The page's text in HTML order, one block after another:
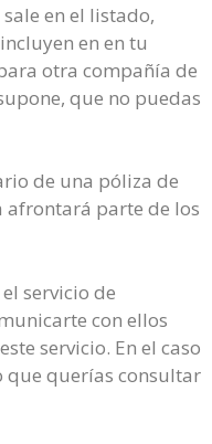
en el listado,
en en tu
otra compañía de
que no puedas
de una póliza de
parte de los
servicio de
con ellos
servicio. En el caso
que querías consultar